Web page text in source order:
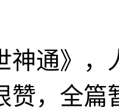
神通》，
赞，全